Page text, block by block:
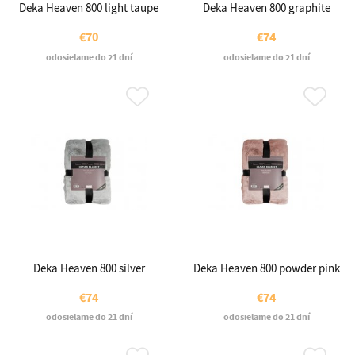
Deka Heaven 800 light taupe
€70
odosielame do 21 dní
Deka Heaven 800 graphite
€74
odosielame do 21 dní
Deka Heaven 800 silver
€74
odosielame do 21 dní
Deka Heaven 800 powder pink
€74
odosielame do 21 dní